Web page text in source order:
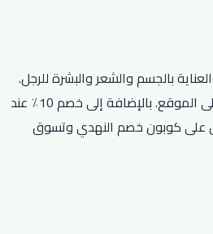
بالجسم والشعر والبشرة للرجل.
كما يتم توفير خصوم على العديد من المنتجات الأخرى. وبالإضافة إلى ذلك، يتم تقديم عروض ترويجية متعددة وكوبونات خصم حصرية لجميع المستلزمات الطبية المتوفرة على الموقع. بالإضافة إلى خصم 10٪ عند
على كوبون خصم النهدي وتسوق